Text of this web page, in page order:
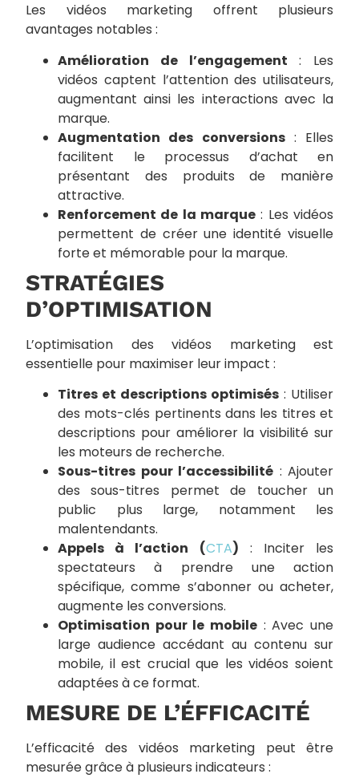
Les vidéos marketing offrent plusieurs
avantages notables :
Amélioration de l’engagement : Les
vidéos captent l’attention des utilisateurs,
augmentant ainsi les interactions avec la
marque.
Augmentation des conversions: Elles
facilitent le processus d’achat en
présentant des produits de manière
attractive.
Renforcement de la marque : Les vidéos
permettent de créer une identité visuelle
forte et mémorable pour la marque.
STRATÉGIES
D’OPTIMISATION
L’optimisation des vidéos marketing est
essentielle pour maximiser leur impact :
Titres et descriptions optimisés : Utiliser
des mots-clés pertinents dans les titres et
descriptions pour améliorer la visibilité sur
les moteurs de recherche.
Sous-titres pour l’accessibilité : Ajouter
des sous-titres permet de toucher un
public plus large, notamment les
malentendants.
Appels à l’action (CTA) : Inciter les
spectateurs à prendre une action
spécifique, comme s’abonner ou acheter,
augmente les conversions.
Optimisation pour le mobile : Avec une
large audience accédant au contenu sur
mobile, il est crucial que les vidéos soient
adaptées à ce format.
MESURE DE L’ÉFFICACITÉ
L’efficacité des vidéos marketing peut être
mesurée grâce à plusieurs indicateurs :